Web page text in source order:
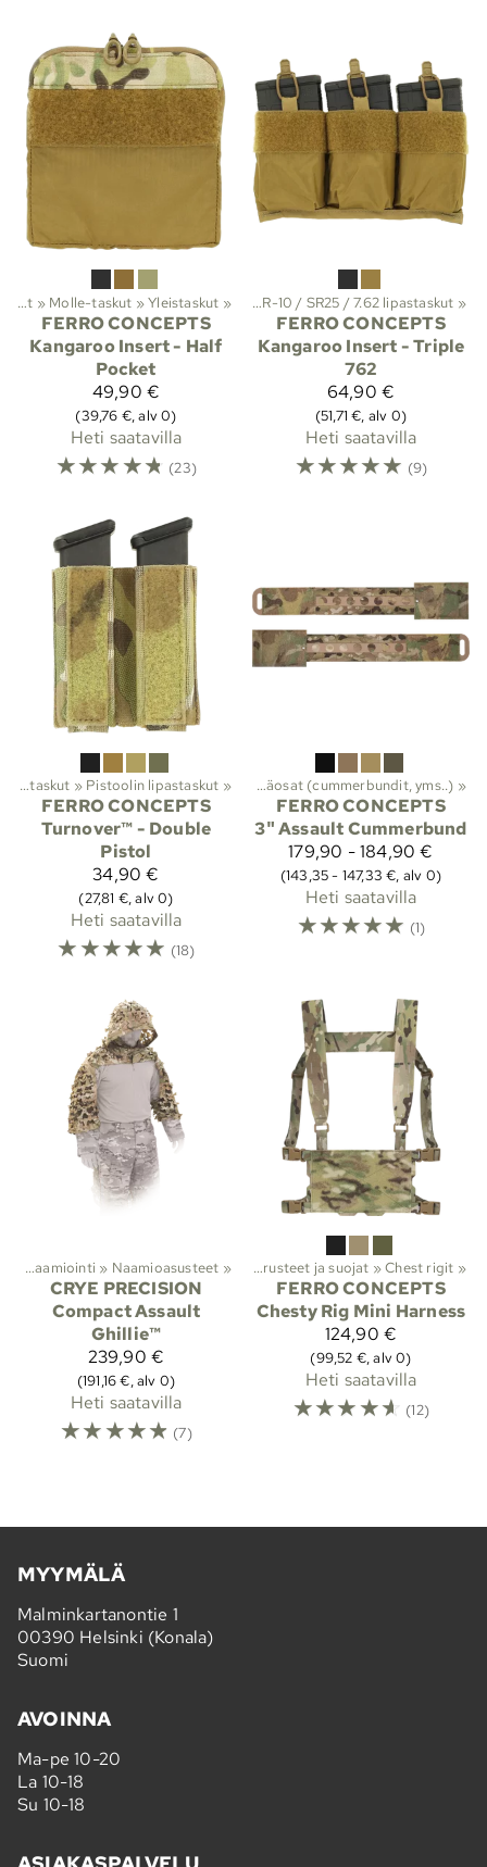
Taisteluvarusteet ja suojat ‪» Molle-taskut ‪»Yleistaskut ‪»
FERRO CONCEPTS
Kangaroo Insert - Half
Pocket
49,90 €
(39,76 €, alv 0)
Heti saatavilla
☆☆☆☆☆ (23)
suojat ‪»Molle-taskut‪» Lipastaskut AR-10 / SR25 / 7.62 lipastaskut ‪»
FERRO CONCEPTS
Kangaroo Insert - Triple
762
64,90 €
(51,71 €, alv 0)
Heti saatavilla
☆☆☆☆☆ (9)
Lipastaskut ‪» Pistoolin lipastaskut ‪»
FERRO CONCEPTS
Turnover™ - Double
Pistol
34,90 €
(27,81 €, alv 0)
Heti saatavilla
☆☆☆☆☆ (18)
ja suojat‪»Taistelu- ja suojaliivit Lisäosat (cummerbundit, yms..) ‪»
FERRO CONCEPTS
3" Assault Cummerbund
179,90 - 184,90 €
(143,35 - 147,33 €, alv 0)
Heti saatavilla
☆☆☆☆☆ (1)
Naamiointi ‪» Naamioasusteet ‪»
CRYE PRECISION
Compact Assault
Ghillie™
239,90 €
(191,16 €, alv 0)
Heti saatavilla
☆☆☆☆☆ (7)
Lajit‪»Viranomaistuotteet‪» Taisteluvarusteet ja suojat ‪»Chest rigit ‪»
FERRO CONCEPTS
Chesty Rig Mini Harness
124,90 €
(99,52 €, alv 0)
Heti saatavilla
☆☆☆☆☆ (12)
MYYMÄLÄ
Malminkartanontie 1
00390 Helsinki (Konala)
Suomi
AVOINNA
Ma-pe 10-20
La 10-18
Su 10-18